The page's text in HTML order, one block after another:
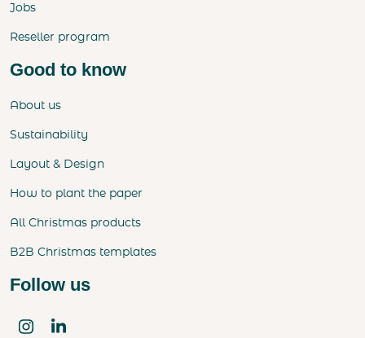
Jobs
Reseller program
Good to know
About us
Sustainability
Layout & Design
How to plant the paper
All Christmas products
B2B Christmas templates
Follow us